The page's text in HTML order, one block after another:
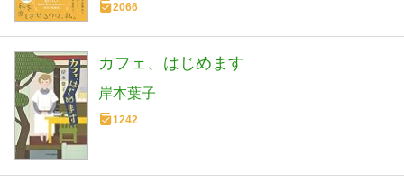
2066
カフェ、はじめます
岸本葉子
1242